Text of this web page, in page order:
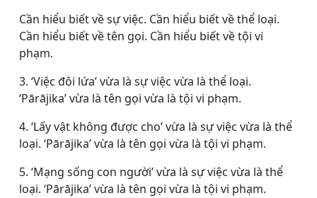
Cần hiểu biết về sự việc. Cần hiểu biết về thể loại.
Cần hiểu biết về tên gọi. Cần hiểu biết về tội vi
phạm.
3. ‘Việc đôi lứa’ vừa là sự việc vừa là thể loại.
‘Pārājika’ vừa là tên gọi vừa là tội vi phạm.
4. ‘Lấy vật không được cho’ vừa là sự việc vừa là thể
loại. ‘Pārājika’ vừa là tên gọi vừa là tội vi phạm.
5. ‘Mạng sống con người’ vừa là sự việc vừa là thể
loại. ‘Pārājika’ vừa là tên gọi vừa là tội vi phạm.